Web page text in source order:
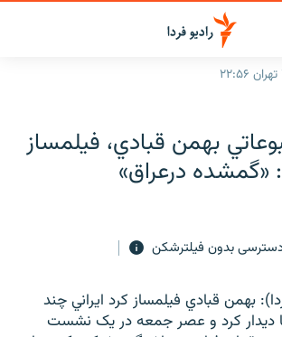
بهمن قبادي، فيلمساز
«گمشده درعراق»
بدون فیلترشکن
بهمن قبادي فيلمساز کرد ايراني چند
ديدار کرد و عصر جمعه در يک نشست